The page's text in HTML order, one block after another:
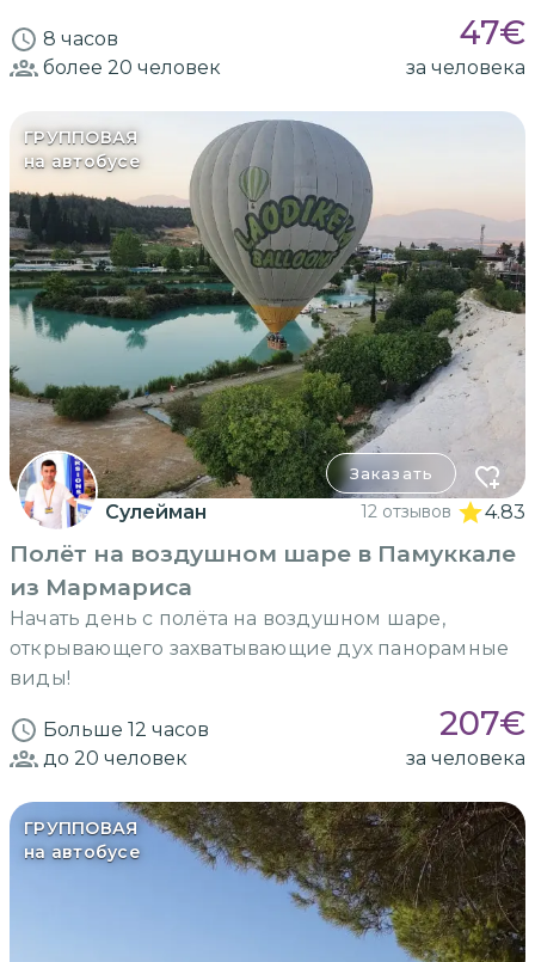
8 часов 47€
более 20 человек за человека
ГРУППОВАЯ
на автобусе
Заказать
Сулейман 12 отзывов 4.83
Полёт на воздушном шаре в Памуккале
из Мармариса
Начать день с полёта на воздушном шаре,
открывающего захватывающие дух панорамные
виды!
Больше 12 часов 207€
до 20 человек за человека
ГРУППОВАЯ
на автобусе